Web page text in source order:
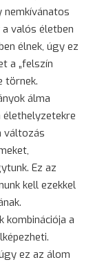
nemkívánatos
valós életben
élnek, úgy ez
a „felszín
törnek.
álma
élethelyzetekre
változás
Ez az
kell ezekkel
kombinációja a
ez az álom